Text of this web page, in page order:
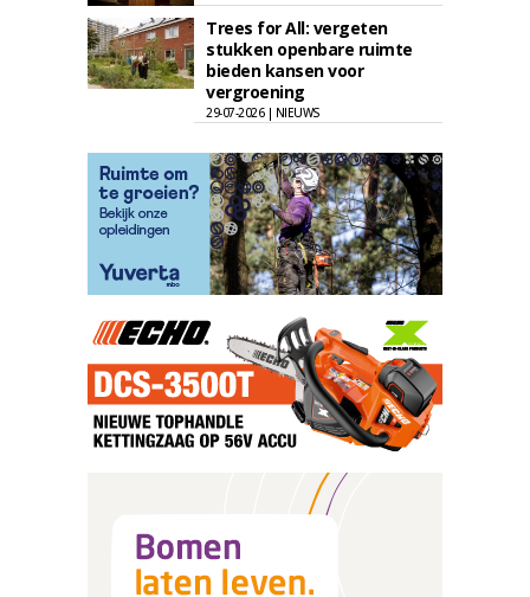
Trees for All: vergeten
stukken openbare ruimte
bieden kansen voor
vergroening
29-07-2026 | NIEUWS